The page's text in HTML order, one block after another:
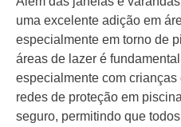
uma excelente adição em
especialmente em torno de
áreas de lazer é
especialmente com
redes de proteção em
seguro, permitindo que